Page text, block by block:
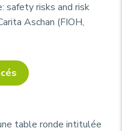
safety risks and risk
Aschan (FIOH,
table ronde intitulée